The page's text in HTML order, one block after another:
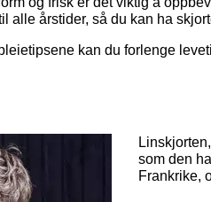
alle årstider, så du kan ha
kan du forlenge
som den
Frankrike,